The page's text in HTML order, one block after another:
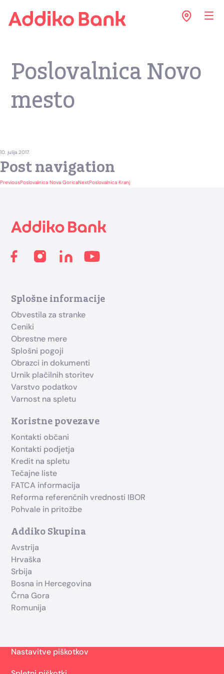
Poslovalnica Novo
mesto
10. julija 2017.
Post navigation
PreviousPoslovalnica Nova GoricaNextPoslovalnica Kranj
Splošne informacije
Obvestila za stranke
Ceniki
Obrestne mere
Splošni pogoji
Obrazci in dokumenti
Urnik plačilnih storitev
Varstvo podatkov
Varnost na spletu
Koristne povezave
Kontakti občani
Kontakti podjetja
Kredit na spletu
Tečajne liste
FATCA informacija
Reforma referenčnih vrednosti IBOR
Pohvale in pritožbe
Addiko Skupina
Avstrija
Hrvaška
Srbija
Bosna in Hercegovina
Črna Gora
Romunija
Nastavitve piškotkov